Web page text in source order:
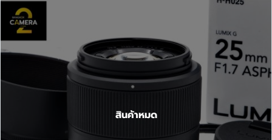
สินค้าหมด